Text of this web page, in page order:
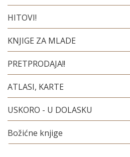
HITOVI!
KNJIGE ZA MLADE
PRETPRODAJA!!
ATLASI, KARTE
USKORO - U DOLASKU
Božićne knjige